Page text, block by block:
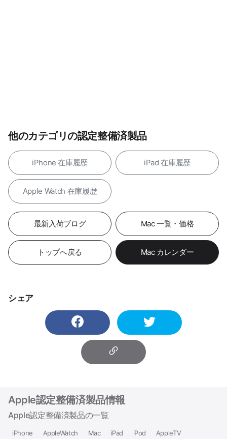
他のカテゴリの認定整備済製品
iPhone 在庫履歴 iPad 在庫履歴
Apple Watch 在庫履歴
最新入荷ブログ Mac 一覧・価格
トップへ戻る Mac カレンダー
シェア
Apple認定整備済製品情報
Apple認定整備済製品の一覧
iPhone AppleWatch Mac iPad iPod AppleTV